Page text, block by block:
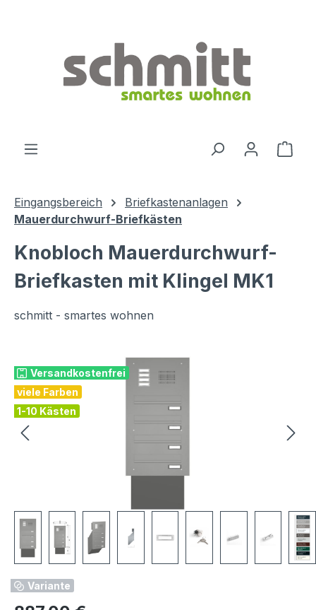
Eingangsbereich
Briefkastenanlagen
Mauerdurchwurf-Briefkästen
Knobloch Mauerdurchwurf-
Briefkasten mit Klingel MK1
schmitt - smartes wohnen
Versandkostenfrei
viele Farben
1-10 Kästen
Variante
Regulärer Preis: